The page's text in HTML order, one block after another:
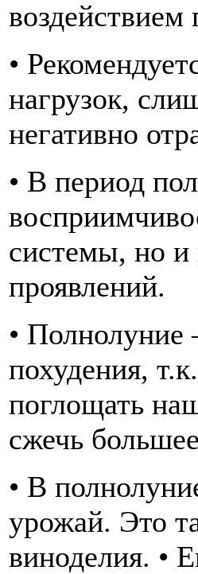
•
нагрузок,
негативно
• В период
системы, но и
проявлений.
• Полнолуние
похудения,
поглощать
сжечь
• В
урожай. Это
виноделия. •